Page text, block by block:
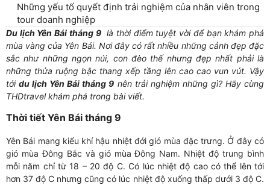
Những yếu tố quyết định trải nghiệm của nhân viên trong
tour doanh nghiệp
Du lịch Yên Bái tháng 9là thời điểm tuyệt vời để bạn khám phá
mùa vàng của Yên Bái. Nơi đây có rất nhiều những cảnh đẹp đặc
sắc như những ngọn núi, con đèo thế nhưng đẹp nhất phải là
những thửa ruộng bậc thang xếp tầng lên cao cao vun vút. Vậy
tớidu lịch Yên Bái tháng 9 nên trải nghiệm những gì? Hãy cùng
THDtravel khám phá trong bài viết.
Thời tiết Yên Bái tháng 9
Yên Bái mang kiểu khí hậu nhiệt đới gió mùa đặc trưng. Ở đây có
gió mùa Đông Bắc và gió mùa Đông Nam. Nhiệt độ trung bình
mỗi năm chỉ từ 18 – 20 độ C. Có lúc nhiệt độ cao có thể lên tới
hơn 37 độ C nhưng cũng có lúc nhiệt độ xuống thấp dưới 3 độ C.